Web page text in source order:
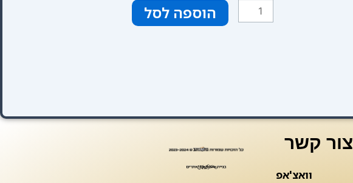
כמות
של
הוספה לסל
צור קשר
וואצ'אפ